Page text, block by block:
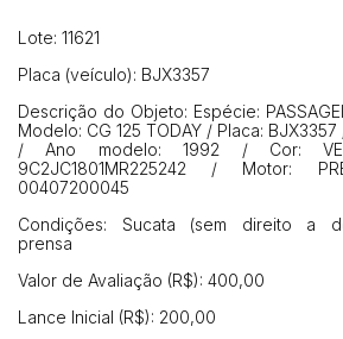
Lote: 11621
Placa (veículo): BJX3357
Descrição do Objeto: Espécie:
Modelo: CG 125 TODAY / Placa:
/ Ano modelo: 1992 / Cor:
9C2JC1801MR225242 / Motor:
00407200045
Condições: Sucata (sem direito a
prensa
Valor de Avaliação (R$): 400,00
Lance Inicial (R$): 200,00
14/04/2025 18:43:11
Clique aqui para fazer login